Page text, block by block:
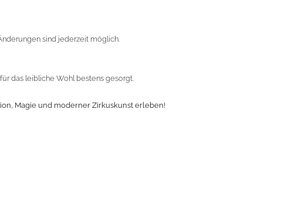
sind jederzeit möglich.
das leibliche Wohl bestens gesorgt.
Magie und moderner Zirkuskunst erleben!